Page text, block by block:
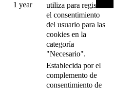
1 year
utiliza para registrar
el consentimiento
del usuario para las
cookies en la
categoría
"Necesario".
Establecida por el
complemento de
consentimiento de